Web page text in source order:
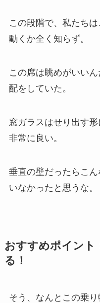
この段階で、私たち
動くか全く知らず。
この席は眺めがいい
配をしていた。
窓ガラスはせり出す
非常に良い。
垂直の壁だったらこ
いなかったと思うな。
おすすめポイント
る！
そう、なんとこの乗り